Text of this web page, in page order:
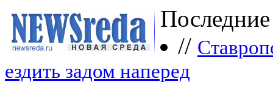
//
ездить задом наперед